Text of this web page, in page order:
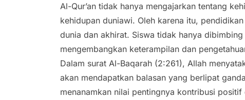
Al-Qur’an tidak hanya mengajarkan tentang
kehidupan duniawi. Oleh karena itu,
dunia dan akhirat. Siswa tidak hanya
mengembangkan keterampilan dan
Dalam surat Al-Baqarah (2:261), Allah
akan mendapatkan balasan yang berlipat
menanamkan nilai pentingnya kontribusi positif